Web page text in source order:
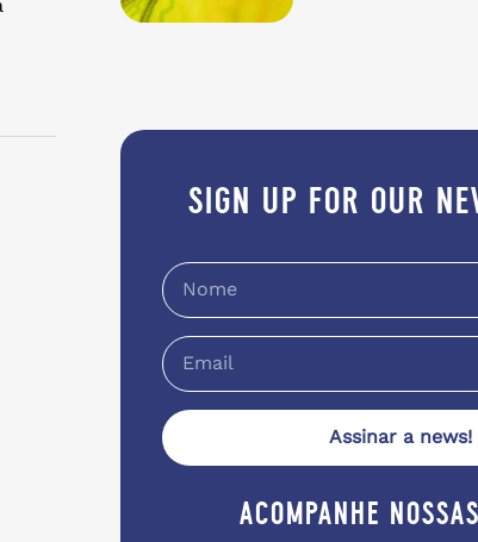
sign up for our
Assinar a news!
acompanhe